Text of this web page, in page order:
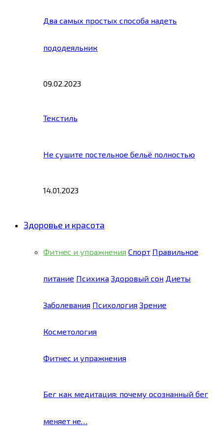
Два самых простых способа надеть
пододеяльник
09.02.2023
Текстиль
Не сушите постельное бельё полностью
14.01.2023
Здоровье и красота
Фитнес и упражнения Спорт Правильное
питание Психика Здоровый сон Диеты
Заболевания Психология Зрение
Косметология
Фитнес и упражнения
Бег как медитация: почему осознанный бег
меняет не…